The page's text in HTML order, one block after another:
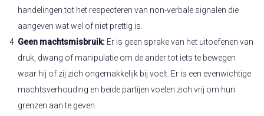
handelingen tot het respecteren van non-verbale signalen die
aangeven wat wel of niet prettig is.
Geen machtsmisbruik: Er is geen sprake van het uitoefenen van
druk, dwang of manipulatie om de ander tot iets te bewegen
waar hij of zij zich ongemakkelijk bij voelt. Er is een evenwichtige
machtsverhouding en beide partijen voelen zich vrij om hun
grenzen aan te geven.